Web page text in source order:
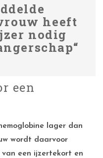
heeft
nodig
een
lager dan
wordt daarvoor
een ijzertekort en